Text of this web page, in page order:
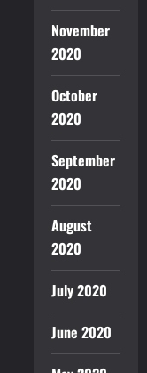
November
2020
October
2020
September
2020
August
2020
July 2020
June 2020